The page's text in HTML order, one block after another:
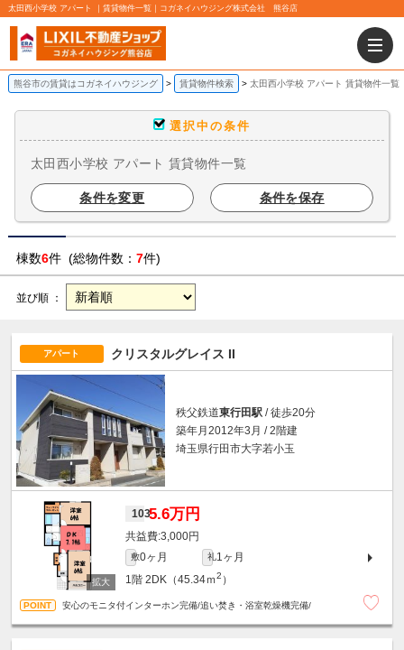
太田西小学校 アパート ｜賃貸物件一覧｜コガネイハウジング株式会社 熊谷店
熊谷市の賃貸はコガネイハウジング 賃貸物件検索 太田西小学校 アパート 賃貸物件一覧
選択中の条件
太田西小学校 アパート 賃貸物件一覧
条件を変更 条件を保存
棟数6件 (総物件数： 7件)
並び順 ：
アパート クリスタルグレイス II
秩父鉄道東行田駅 / 徒歩20分
築年月2012年3月 / 2階建
埼玉県行田市大字若小玉
1035.6万円
3,000円
敷0ヶ月 礼1ヶ月
1階 2DK（45.34ｍ2 ）
安心のモニタ付インターホン完備/追い焚き・浴室乾燥機完備/